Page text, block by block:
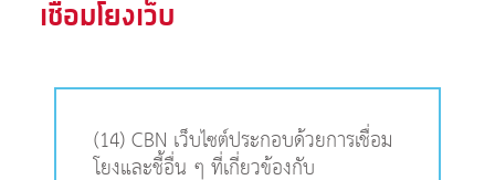
เชื่อมโยงเว็บ
(14) CBN เว็บไซต์ประกอบด้วยการเชื่อม
โยงและชี้อื่น ๆ ที่เกี่ยวข้องกับ